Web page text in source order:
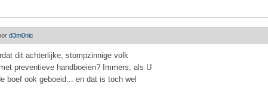
d3m0nic
dit achterlijke, stompzinnige volk
preventieve handboeien? Immers, als U
boef ook geboeid... en dat is toch wel